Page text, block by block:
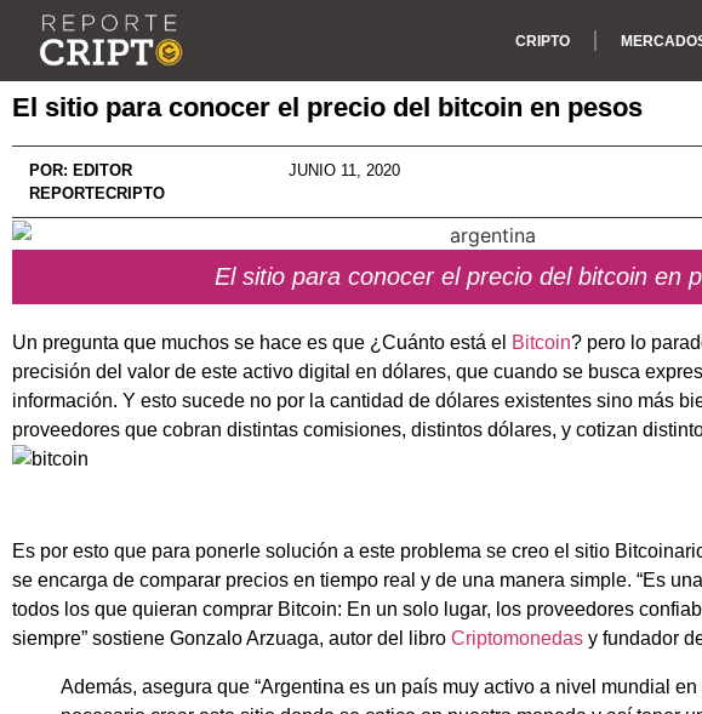
CRIPTO
El sitio para conocer el precio del bitcoin en pesos
POR: EDITOR
REPORTECRIPTO
JUNIO 11, 2020
El sitio para conocer el precio del bitcoin en
Un pregunta que muchos se hace es que ¿Cuánto está el Bitcoin? pero lo
precisión del valor de este activo digital en dólares, que cuando se busca
información. Y esto sucede no por la cantidad de dólares existentes sino más
proveedores que cobran distintas comisiones, distintos dólares, y cotizan
Es por esto que para ponerle solución a este problema se creo el sitio
se encarga de comparar precios en tiempo real y de una manera simple. “Es
todos los que quieran comprar Bitcoin: En un solo lugar, los proveedores
siempre” sostiene Gonzalo Arzuaga, autor del libro Criptomonedas y fundador
Además, asegura que “Argentina es un país muy activo a nivel mundial